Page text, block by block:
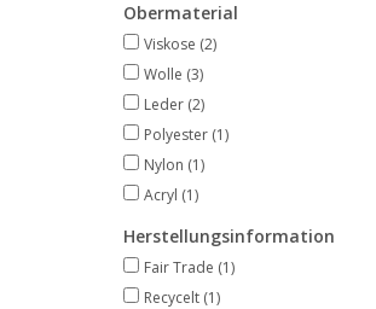
Obermaterial
Viskose (2)
Wolle (3)
Leder (2)
Polyester (1)
Nylon (1)
Acryl (1)
Herstellungsinformation
Fair Trade (1)
Recycelt (1)